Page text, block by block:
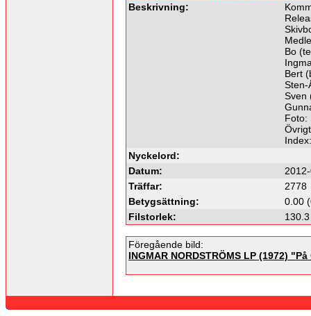
Beskrivning:
Bo
Bert
Sten-
Sven
Foto:
Nyckelord:
Datum:
Träffar:
2778
Betygsättning:
0.00
Filstorlek:
Föregående bild:
INGMAR NORDSTRÖMS LP (1972)